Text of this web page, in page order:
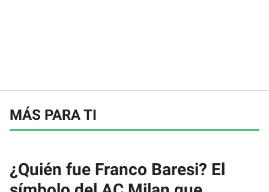
MÁS PARA TI
¿Quién fue Franco Baresi? El